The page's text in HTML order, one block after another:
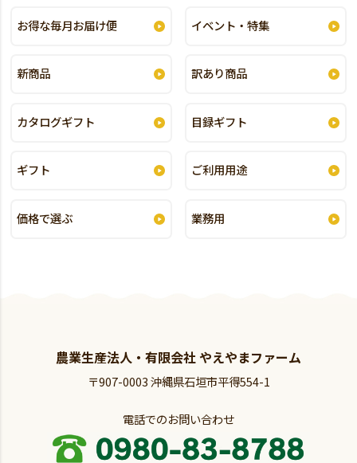
お得な毎月お届け便 イベント・特集
新商品 訳あり商品
カタログギフト 目録ギフト
ギフト ご利用用途
価格で選ぶ 業務用
農業生産法人・有限会社 やえやまファーム
〒907-0003 沖縄県石垣市平得554-1
電話でのお問い合わせ